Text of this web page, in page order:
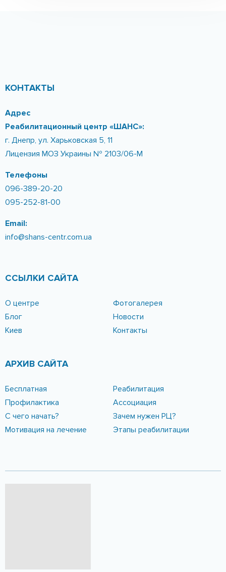
КОНТАКТЫ
Адрес
Реабилитационный центр «ШАНС»:
г. Днепр, ул. Харьковская 5, 11
Лицензия МОЗ Украины № 2103/06-М
Телефоны
096-389-20-20
095-252-81-00
Email:
info@shans-centr.com.ua
ССЫЛКИ САЙТА
О центре
Фотогалерея
Блог
Новости
Киев
Контакты
АРХИВ САЙТА
Бесплатная
Реабилитация
Профилактика
Ассоциация
С чего начать?
Зачем нужен РЦ?
Мотивация на лечение
Этапы реабилитации